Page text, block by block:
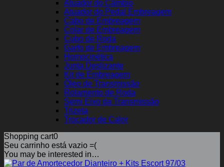
Atuador do Câmbio
Atuador do Pedal Embreagem
Cabo de Embreagem
Colar de Embreagem
Cubo de Roda
Garfo de Embreagem
Homocinética
Junta Deslizante
Kit de Embreagem
Óleo de Transmissão
Rolamento de Roda
Semi Eixo da Transmissão
Trizeta
Trocador de Calor
Shopping cart0
Seu carrinho está vazio =(
You may be interested in…